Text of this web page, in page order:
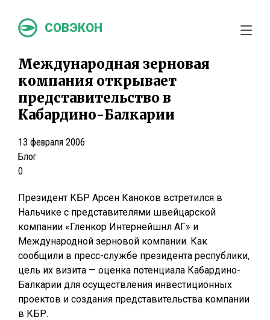
СОВЭКОН
Международная зерновая
компания открывает
представительство в
Кабардино-Балкарии
13 февраля 2006
Блог
0
Президент КБР Арсен Каноков встретился в
Нальчике с представителями швейцарской
компании «Гленкор Интернейшнл АГ» и
Международной зерновой компании. Как
сообщили в пресс-службе президента республики,
цель их визита — оценка потенциала Кабардино-
Балкарии для осуществления инвестиционных
проектов и создания представительства компании
в КБР.